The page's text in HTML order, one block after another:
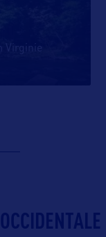
Virginie